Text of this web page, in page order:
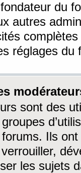
du
autres
réglages du
sont des
Ils ont
les sujets